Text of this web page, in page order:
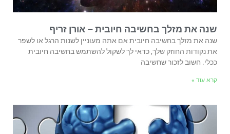
שנה את מזלך בחשיבה חיובית – אורן זריף
שנה את מזלך בחשיבה חיובית אם אתה מעוניין לשנות הרגל או לשפר
את נקודות החוזק שלך, כדאי לך לשקול להשתמש בחשיבה חיובית
ככלי. חשוב לזכור שחשיבה
קרא עוד »